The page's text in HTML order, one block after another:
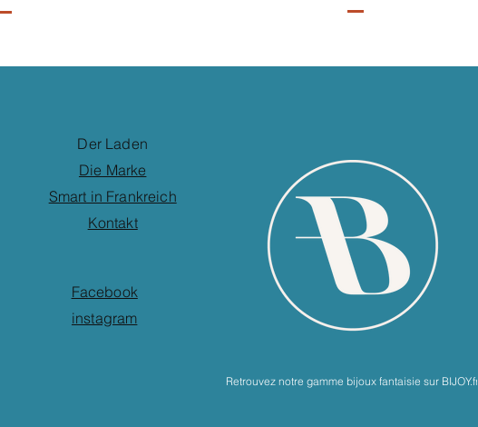
Der Laden
Die Marke
Smart in Frankreich
Kontakt
Facebook
instagram
Retrouvez notre gamme bijoux fantaisie sur BIJOY.fr